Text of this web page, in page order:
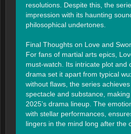
resolutions. Despite this, the
impression with its haunting
philosophical undertones.
Final Thoughts on Love and
For fans of martial arts epics,
must-watch. Its intricate plot and
drama set it apart from typical
without flaws, the series
spectacle and substance,
2025’s drama lineup. The
with stellar performances,
lingers in the mind long after the